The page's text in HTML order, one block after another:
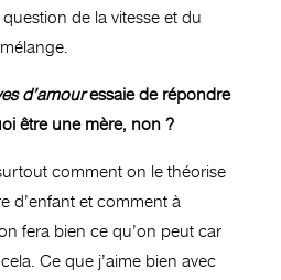
de la vitesse et du
d’amouressaie de répondre
être une mère, non ?
comment on le théorise
d’enfant et comment à
fera bien ce qu’on peut car
Ce que j’aime bien avec